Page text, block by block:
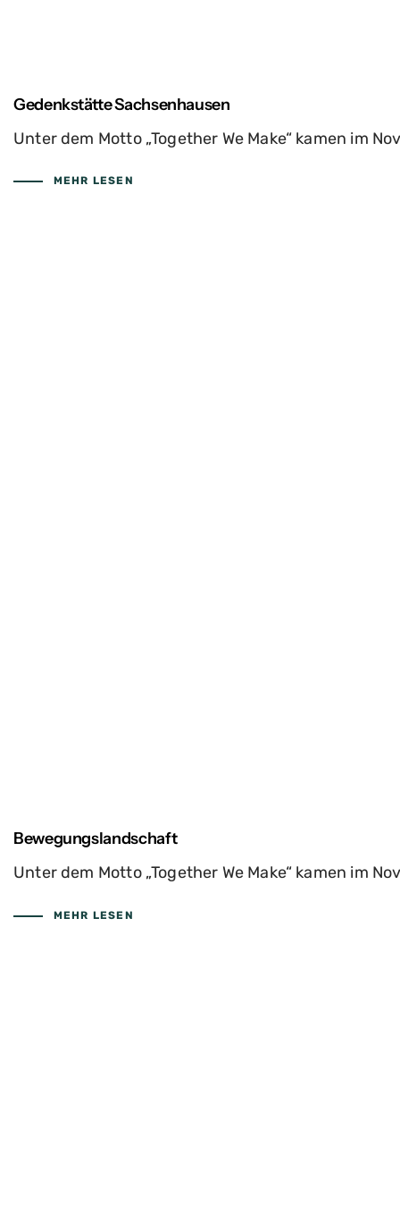
Gedenkstätte Sachsenhausen
Unter dem Motto „Together We Make“ kamen im
MEHR LESEN
Bewegungslandschaft
Unter dem Motto „Together We Make“ kamen im
MEHR LESEN